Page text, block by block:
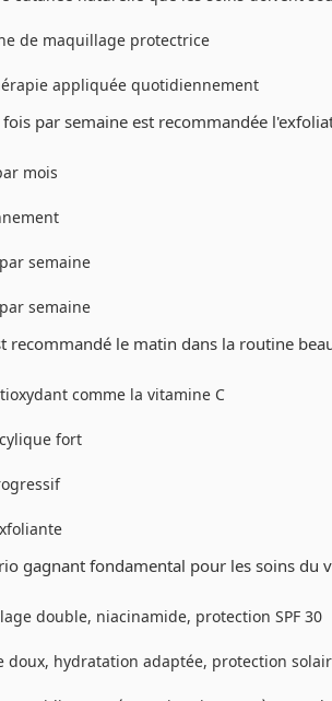
de maquillage protectrice
appliquée quotidiennement
par semaine est recommandée
mois
semaine
semaine
recommandé le matin dans la routine
comme la vitamine C
fort
gagnant fondamental pour les soins du
double, niacinamide, protection SPF 30
doux, hydratation adaptée, protection